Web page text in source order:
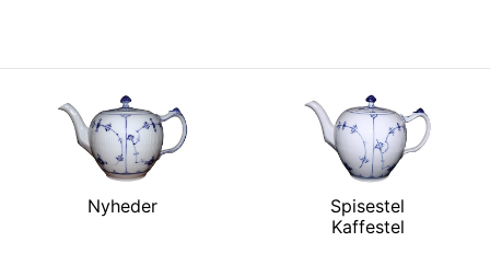
Nyheder
Spisestel
Kaffestel